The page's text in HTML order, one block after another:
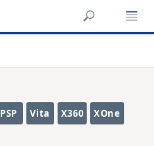
PSP Vita X360 XOne